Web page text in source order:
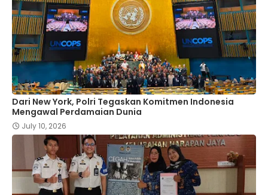
Dari New York, Polri Tegaskan Komitmen Indonesia
Mengawal Perdamaian Dunia
July 10, 2026